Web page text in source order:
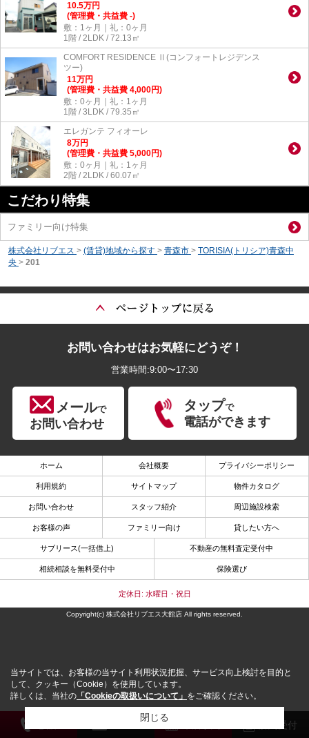
10.5万円
(管理費・共益費 -)
敷：1ヶ月｜礼：0ヶ月
1階 / 2LDK / 72.13㎡
COMFORT RESIDENCE Ⅱ(コンフォートレジデンス
ツー)
11万円
(管理費・共益費 4,000円)
敷：0ヶ月｜礼：1ヶ月
1階 / 3LDK / 79.35㎡
エレガンテ フィオーレ
8万円
(管理費・共益費 5,000円)
敷：0ヶ月｜礼：1ヶ月
2階 / 2LDK / 60.07㎡
こだわり特集
ファミリー向け特集
株式会社リブエス > (賃貸)地域から探す > 青森市 > TORISIA(トリシア)青森中
央 > 201
解約受付
お問い合わせはお気軽にどうぞ！
営業時間:9:00〜17:30
メールで
お問い合わせ
タップで
電話ができます
ホーム 会社概要 プライバシーポリシー
利用規約 サイトマップ 物件カタログ
お問い合わせ スタッフ紹介 周辺施設検索
お客様の声 ファミリー向け 貸したい方へ
サブリース(一括借上) 不動産の無料査定受付中
相続相談を無料受付中 保険選び
定休日: 水曜日・祝日
Copyright(c) 株式会社リブエス大館店 All rights reserved.
当サイトでは、お客様の当サイト利用状況把握、サービス向上検討を目的と
して、クッキー（Cookie）を使用しています。
詳しくは、当社の 「Cookieの取扱いについて」 をご確認ください。
閉じる